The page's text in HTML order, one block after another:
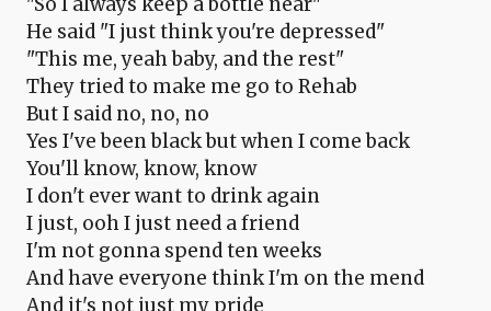
He said "I just think you're depressed"
"This me, yeah baby, and the rest"
They tried to make me go to Rehab
But I said no, no, no
Yes I've been black but when I come back
You'll know, know, know
I don't ever want to drink again
I just, ooh I just need a friend
I'm not gonna spend ten weeks
And have everyone think I'm on the mend
And it's not just my pride